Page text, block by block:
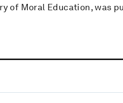
of Moral Education, was